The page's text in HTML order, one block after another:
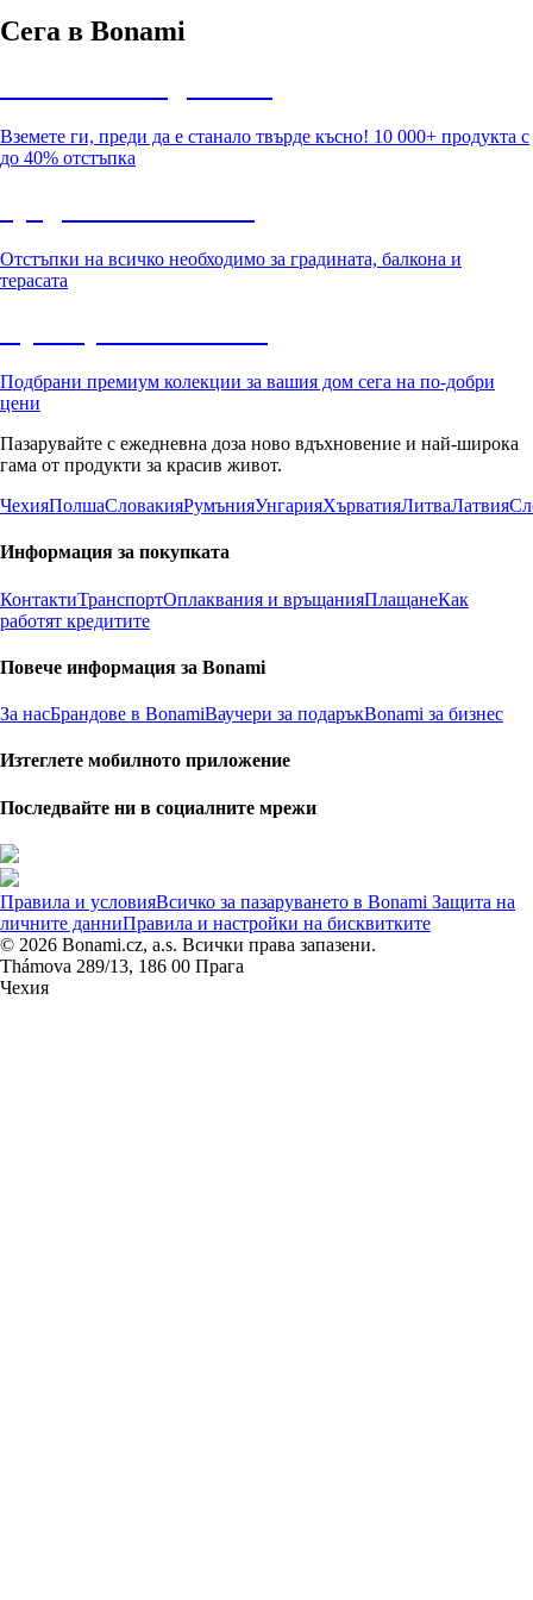
Сега в Bonami
Вземете ги, преди да е станало твърде късно! 10 000+ продукта с
до 40% отстъпка
Отстъпки на всичко необходимо за градината, балкона и
терасата
Подбрани премиум колекции за вашия дом сега на по-добри
цени
Пазарувайте с ежедневна доза ново вдъхновение и най-широка
гама от продукти за красив живот.
ЧехияПолшаСловакияРумънияУнгарияХърватияЛитваЛатвия
Информация за покупката
КонтактиТранспортОплаквания и връщанияПлащанеКак
работят кредитите
Повече информация за Bonami
За насБрандове в BonamiВаучери за подаръкBonami за бизнес
Изтеглете мобилното приложение
Последвайте ни в социалните мрежи
Правила и условияВсичко за пазаруването в Bonami Защита на
личните данниПравила и настройки на бисквитките
© 2026 Bonami.cz, a.s. Всички права запазени.
Thámova 289/13, 186 00 Прага
Чехия